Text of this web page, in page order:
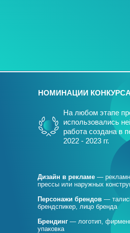
НОМИНАЦИИ КОНКУРСА
Дизайн в рекламе —
прессы или наружных
Персонажи брендов —
брендспикер, лицо бренда
Брендинг — логотип,
упаковка
На любом этапе
использовались
работа создана в
2022 - 2023 гг.